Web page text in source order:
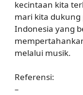
kecintaan kita
mari kita dukung
Indonesia yang
melalui musik.
Referensi:
–